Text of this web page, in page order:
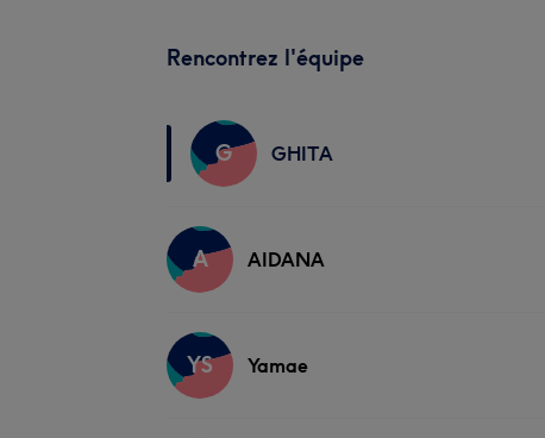
Rencontrez l'équipe
G GHITA
A AIDANA
YS Yamae